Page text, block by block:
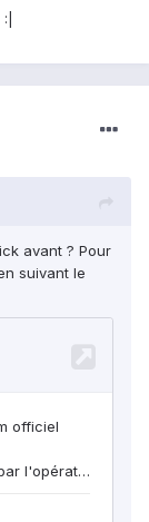
avant ? Pour
suivant le